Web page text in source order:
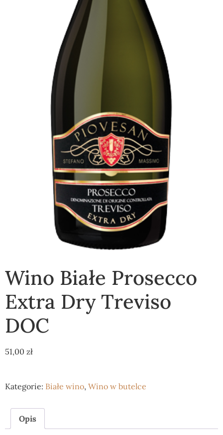
Wino Białe Prosecco
Extra Dry Treviso
DOC
51,00 zł
Kategorie: Białe wino, Wino w butelce
Opis